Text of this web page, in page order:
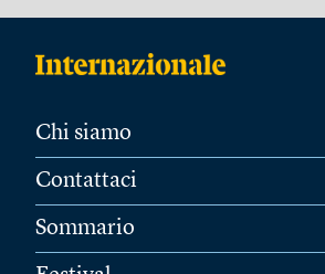
Chi siamo
Contattaci
Sommario